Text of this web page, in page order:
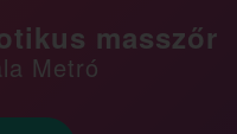
masszőr
Metró